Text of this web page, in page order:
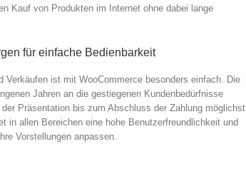
Kauf von Produkten im Internet ohne dabei lange
für einfache Bedienbarkeit
Verkäufen ist mit WooCommerce besonders einfach. Die
Jahren an die gestiegenen Kundenbedürfnisse
Präsentation bis zum Abschluss der Zahlung möglichst
in allen Bereichen eine hohe Benutzerfreundlichkeit und
Vorstellungen anpassen.